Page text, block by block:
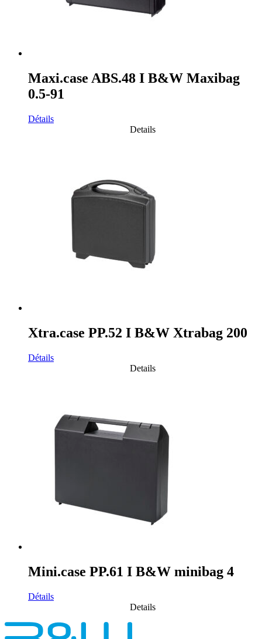
Maxi.case ABS.48 I B&W Maxibag
0.5-91
Détails
Details
Xtra.case PP.52 I B&W Xtrabag 200
Détails
Details
Mini.case PP.61 I B&W minibag 4
Détails
Details